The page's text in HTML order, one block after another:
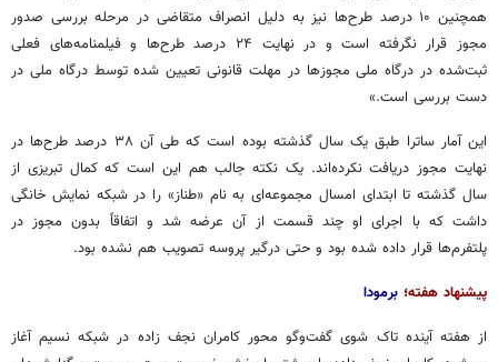
همچنین ۱۰ درصد طرح‌ها نیز به دلیل انصراف متقاضی در مرحله بررسی صدور
مجوز قرار نگرفته است و در نهایت ۲۴ درصد طرح‌ها و فیلمنامه‌های فعلی
ثبت‌شده در درگاه ملی مجوزها در مهلت قانونی تعیین شده توسط درگاه ملی در
دست بررسی است.»
این آمار ساترا طبق یک سال گذشته بوده است که طی آن ۳۸ درصد طرح‌ها در
نهایت مجوز دریافت نکرده‌اند. یک نکته جالب هم این است که کمال تبریزی از
سال گذشته تا ابتدای امسال مجموعه‌ای به نام «طناز» را در شبکه نمایش خانگی
داشت که با اجرای او چند قسمت از آن عرضه شد و اتفاقاً بدون مجوز در
پلتفرم‌ها قرار داده شده بود و حتی درگیر پروسه تصویب هم نشده بود.
پیشنهاد هفته؛ برمودا
از هفته آینده تاک شوی گفت‌وگو محور کامران نجف زاده در شبکه نسیم آغاز